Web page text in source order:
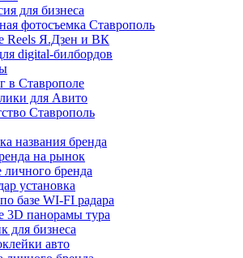
для бизнеса
фотосъемка Ставрополь
Reels Я.Дзен и ВК
digital-билбордов
в Ставрополе
для Авито
Ставрополь
названия бренда
на рынок
личного бренда
установка
базе WI-FI радара
3D панорамы тура
для бизнеса
авто